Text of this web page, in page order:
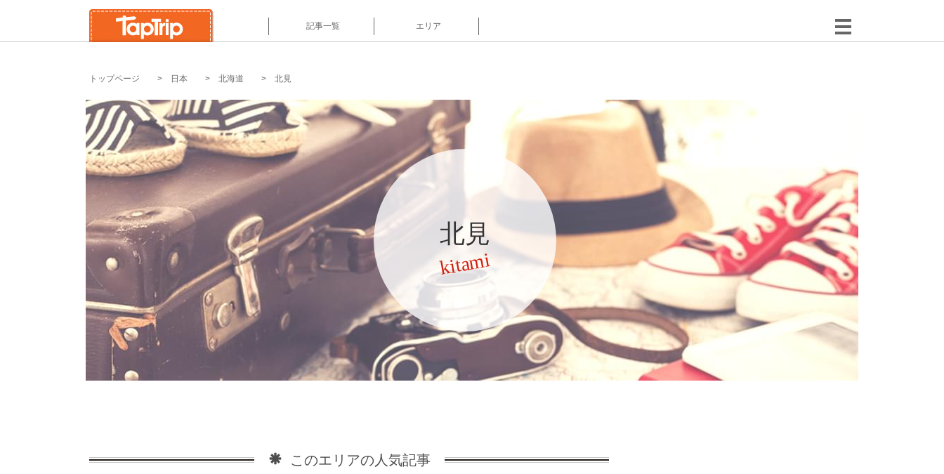
記事一覧 エリア
トップページ 日本 北海道 北見
北見
kitami
このエリアの人気記事